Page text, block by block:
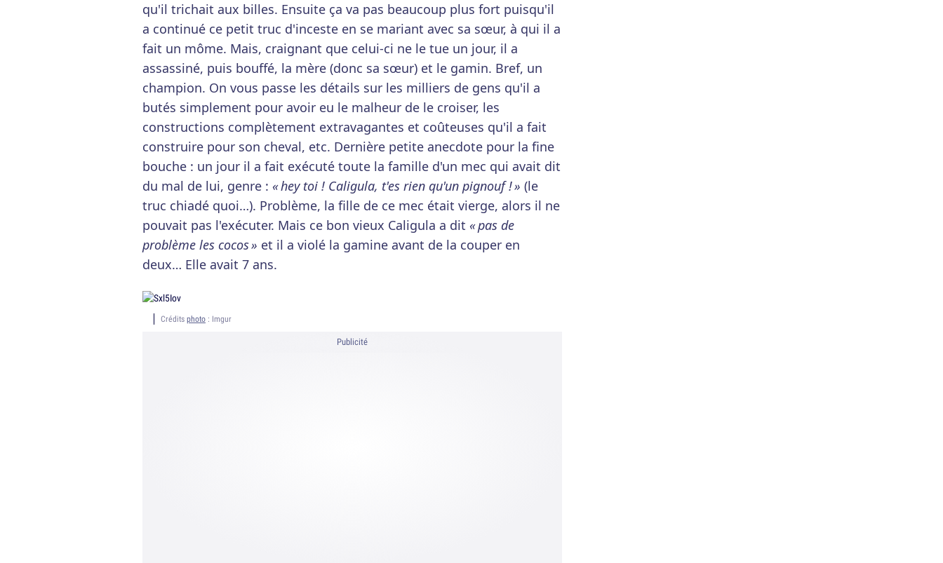
qu'il trichait aux billes. Ensuite ça va pas beaucoup plus fort puisqu'il
a continué ce petit truc d'inceste en se mariant avec sa sœur, à qui il a
fait un môme. Mais, craignant que celui-ci ne le tue un jour, il a
assassiné, puis bouffé, la mère (donc sa sœur) et le gamin. Bref, un
champion. On vous passe les détails sur les milliers de gens qu'il a
butés simplement pour avoir eu le malheur de le croiser, les
constructions complètement extravagantes et coûteuses qu'il a fait
construire pour son cheval, etc. Dernière petite anecdote pour la fine
bouche : un jour il a fait exécuté toute la famille d'un mec qui avait dit
du mal de lui, genre : « hey toi ! Caligula, t'es rien qu'un pignouf ! » (le
truc chiadé quoi…). Problème, la fille de ce mec était vierge, alors il ne
pouvait pas l'exécuter. Mais ce bon vieux Caligula a dit « pas de
problème les cocos » et il a violé la gamine avant de la couper en
deux… Elle avait 7 ans.
Crédits photo : Imgur
Publicité